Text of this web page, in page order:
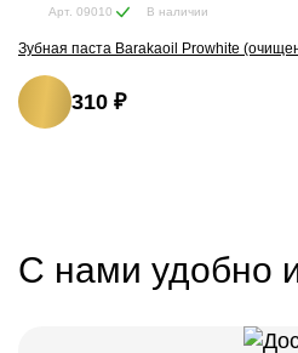
Арт. 09010 В наличии
Зубная паста Barakaoil Prowhite
310 ₽
С нами удобно